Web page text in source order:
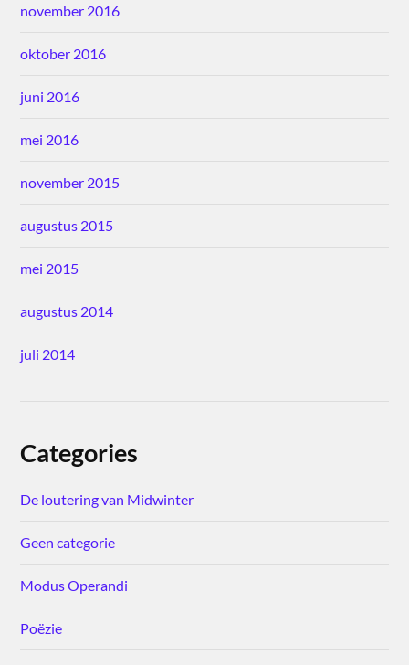
november 2016
oktober 2016
juni 2016
mei 2016
november 2015
augustus 2015
mei 2015
augustus 2014
juli 2014
Categories
De loutering van Midwinter
Geen categorie
Modus Operandi
Poëzie